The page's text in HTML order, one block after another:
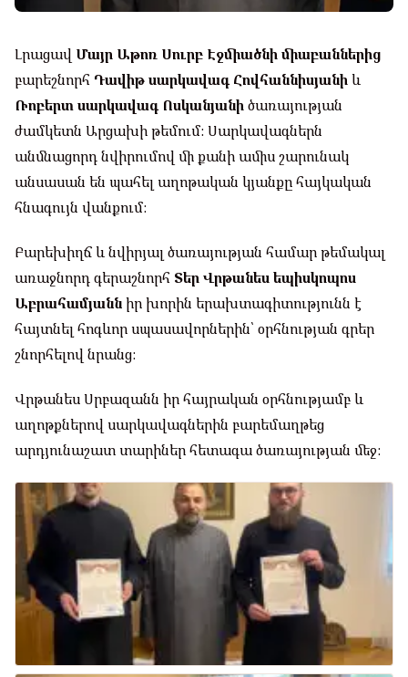
Լրացավ Մայր Աթոռ Սուրբ Էջմիածնի միաբաններից
բարեշնորհ Դավիթ սարկավագ Հովհաննիսյանի և
Ռոբերտ սարկավագ Ոսկանյանի ծառայության
ժամկետն Արցախի թեմում: Սարկավագներն
անմնացորդ նվիրումով մի քանի ամիս շարունակ
անսասան են պահել աղոթական կյանքը հայկական
հնագույն վանքում:
Բարեխիղճ և նվիրյալ ծառայության համար թեմակալ
առաջնորդ գերաշնորհ Տեր Վրթանես եպիսկոպոս
Աբրահամյանն իր խորին երախտագիտությունն է
հայտնել հոգևոր սպասավորներին՝ օրհնության գրեր
շնորհելով նրանց:
Վրթանես Սրբազանն իր հայրական օրհնությամբ և
աղոթքներով սարկավագներին բարեմաղթեց
արդյունաշատ տարիներ հետագա ծառայության մեջ: